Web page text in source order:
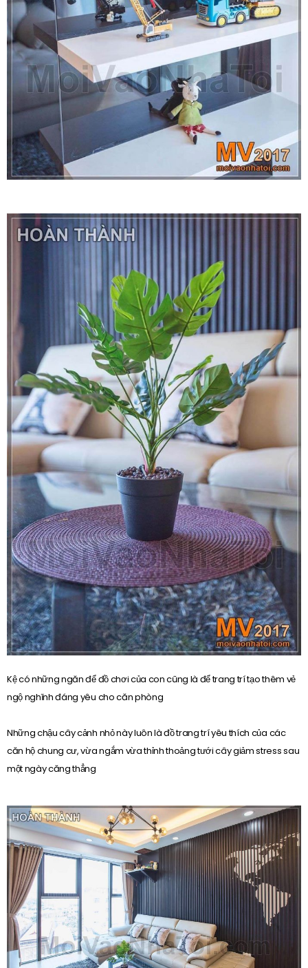
Kệ có những ngăn để đồ chơi của con cũng là để trang trí tạo thêm vẻ
ngộ nghĩnh đáng yêu cho căn phòng
Những chậu cây cảnh nhỏ này luôn là đồ trang trí yêu thích của các
căn hộ chung cư, vừa ngắm vừa thỉnh thoảng tưới cây giảm stress sau
một ngày căng thẳng